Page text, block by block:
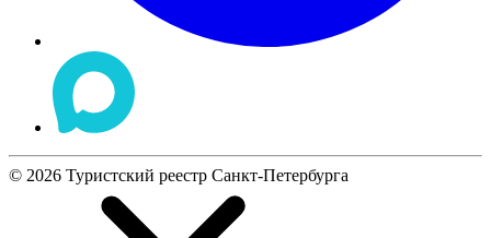
© 2026 Туристский реестр Санкт-Петербурга